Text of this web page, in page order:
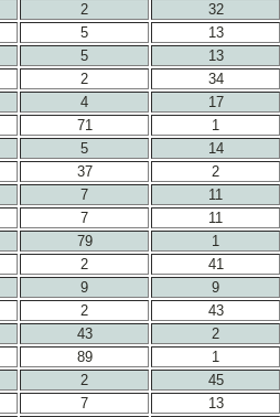
2 32
5 13
5 13
2 34
4 17
71 1
5 14
37 2
7 11
7 11
79 1
2 41
9 9
2 43
43 2
89 1
2 45
7 13